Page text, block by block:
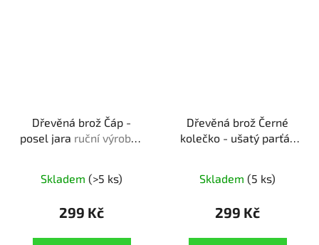
Dřevěná brož Čáp -
posel jara ruční výroba |
Skladem (>5 ks)
299 Kč
Dřevěná brož Černé
kolečko - ušatý parťák
Skladem (5 ks)
299 Kč